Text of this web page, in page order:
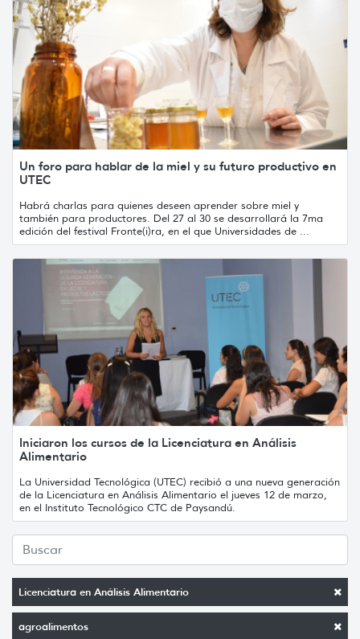
Licenciatura en Análisis Alimentario
agroalimentos
Un foro para hablar de la miel y su futuro productivo en
UTEC
Habrá charlas para quienes deseen aprender sobre miel y
también para productores. Del 27 al 30 se desarrollará la 7ma
edición del festival Fronte(i)ra, en el que Universidades de ...
Iniciaron los cursos de la Licenciatura en Análisis
Alimentario
La Universidad Tecnológica (UTEC) recibió a una nueva generación
de la Licenciatura en Análisis Alimentario el jueves 12 de marzo,
en el Instituto Tecnológico CTC de Paysandú.